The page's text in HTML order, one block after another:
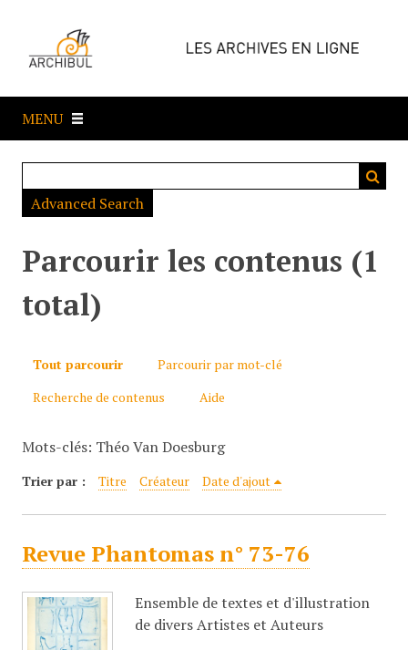
e
a
MENU
Advanced Search
Parcourir les contenus (1
total)
Tout parcourir
Parcourir par mot-clé
Recherche de contenus
Aide
Mots-clés: Théo Van Doesburg
Trier par : Titre Créateur Date d'ajout
Revue Phantomas n° 73-76
Ensemble de textes et d'illustration
de divers Artistes et Auteurs